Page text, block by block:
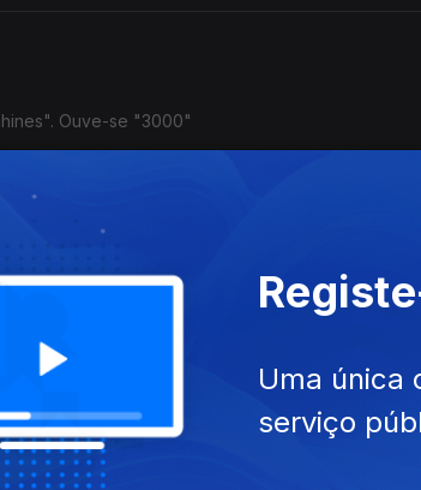
Ouve-se "3000"
Ouve-se "Marcia Baila"
se "Moebius Triptych".
Uma única
serviço